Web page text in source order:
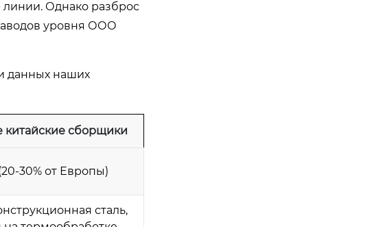
линии. Однако разброс
уровня ООО
данных наших
сборщики
30% от Европы)
сталь,